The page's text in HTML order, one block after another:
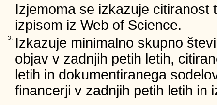
Izjemoma se izkazuje citiranost
izpisom iz Web of Science.
3. Izkazuje minimalno skupno
objav v zadnjih petih letih,
letih in dokumentiranega
financerji v zadnjih petih letih in